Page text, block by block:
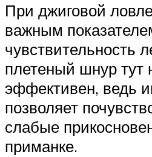
При джиговой
важным
чувствительность
плетеный шнур тут
эффективен, ведь
позволяет
слабые
приманке.